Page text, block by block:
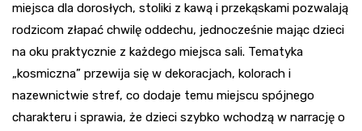
miejsca dla dorosłych, stoliki z kawą i przekąskami pozwalają
rodzicom złapać chwilę oddechu, jednocześnie mając dzieci
na oku praktycznie z każdego miejsca sali. Tematyka
„kosmiczna” przewija się w dekoracjach, kolorach i
nazewnictwie stref, co dodaje temu miejscu spójnego
charakteru i sprawia, że dzieci szybko wchodzą w narrację o